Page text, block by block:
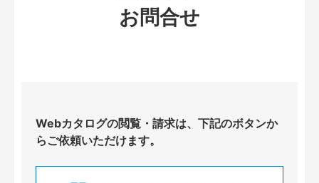
お問合せ
Webカタログの閲覧・請求は、下記のボタンか
らご依頼いただけます。